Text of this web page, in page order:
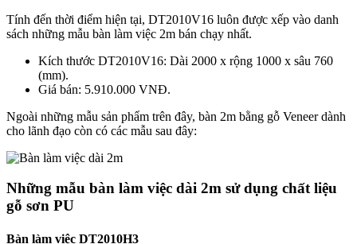
Tính đến thời điểm hiện tại, DT2010V16 luôn được xếp vào danh
sách những mẫu bàn làm việc 2m bán chạy nhất.
Kích thước DT2010V16: Dài 2000 x rộng 1000 x sâu 760
(mm).
Giá bán: 5.910.000 VNĐ.
Ngoài những mẫu sản phẩm trên đây, bàn 2m bằng gỗ Veneer dành
cho lãnh đạo còn có các mẫu sau đây:
Những mẫu bàn làm việc dài 2m sử dụng chất liệu
gỗ sơn PU
Bàn làm việc DT2010H3